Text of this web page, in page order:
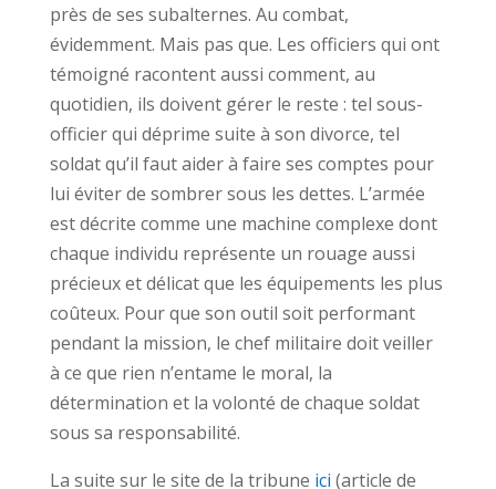
près de ses subalternes. Au combat,
évidemment. Mais pas que. Les officiers qui ont
témoigné racontent aussi comment, au
quotidien, ils doivent gérer le reste : tel sous-
officier qui déprime suite à son divorce, tel
soldat qu’il faut aider à faire ses comptes pour
lui éviter de sombrer sous les dettes. L’armée
est décrite comme une machine complexe dont
chaque individu représente un rouage aussi
précieux et délicat que les équipements les plus
coûteux. Pour que son outil soit performant
pendant la mission, le chef militaire doit veiller
à ce que rien n’entame le moral, la
détermination et la volonté de chaque soldat
sous sa responsabilité.
La suite sur le site de la tribune ici (article de